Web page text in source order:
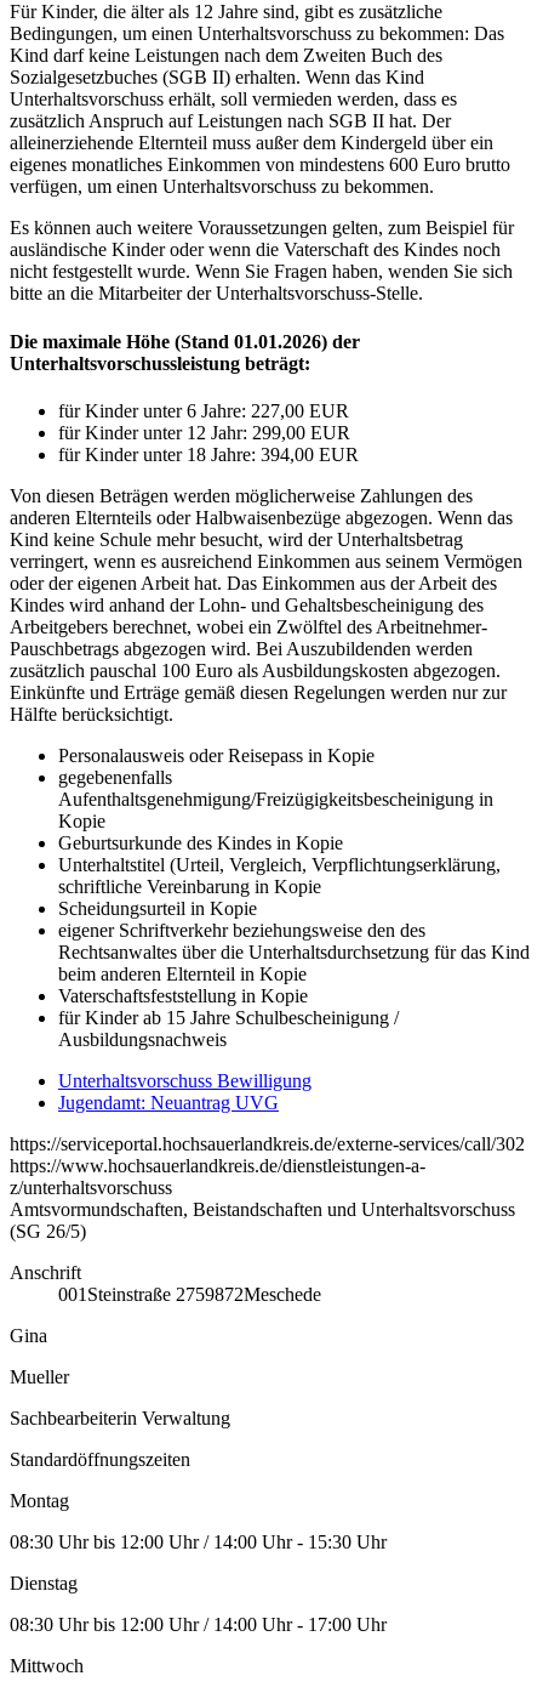
Für Kinder, die älter als 12 Jahre sind, gibt es zusätzliche
Bedingungen, um einen Unterhaltsvorschuss zu bekommen: Das
Kind darf keine Leistungen nach dem Zweiten Buch des
Sozialgesetzbuches (SGB II) erhalten. Wenn das Kind
Unterhaltsvorschuss erhält, soll vermieden werden, dass es
zusätzlich Anspruch auf Leistungen nach SGB II hat. Der
alleinerziehende Elternteil muss außer dem Kindergeld über ein
eigenes monatliches Einkommen von mindestens 600 Euro brutto
verfügen, um einen Unterhaltsvorschuss zu bekommen.
Es können auch weitere Voraussetzungen gelten, zum Beispiel für
ausländische Kinder oder wenn die Vaterschaft des Kindes noch
nicht festgestellt wurde. Wenn Sie Fragen haben, wenden Sie sich
bitte an die Mitarbeiter der Unterhaltsvorschuss-Stelle.
Die maximale Höhe (Stand 01.01.2026) der
Unterhaltsvorschussleistung beträgt:
für Kinder unter 6 Jahre: 227,00 EUR
für Kinder unter 12 Jahr: 299,00 EUR
für Kinder unter 18 Jahre: 394,00 EUR
Von diesen Beträgen werden möglicherweise Zahlungen des
anderen Elternteils oder Halbwaisenbezüge abgezogen. Wenn das
Kind keine Schule mehr besucht, wird der Unterhaltsbetrag
verringert, wenn es ausreichend Einkommen aus seinem Vermögen
oder der eigenen Arbeit hat. Das Einkommen aus der Arbeit des
Kindes wird anhand der Lohn- und Gehaltsbescheinigung des
Arbeitgebers berechnet, wobei ein Zwölftel des Arbeitnehmer-
Pauschbetrags abgezogen wird. Bei Auszubildenden werden
zusätzlich pauschal 100 Euro als Ausbildungskosten abgezogen.
Einkünfte und Erträge gemäß diesen Regelungen werden nur zur
Hälfte berücksichtigt.
Personalausweis oder Reisepass in Kopie
gegebenenfalls
Aufenthaltsgenehmigung/Freizügigkeitsbescheinigung in
Kopie
Geburtsurkunde des Kindes in Kopie
Unterhaltstitel (Urteil, Vergleich, Verpflichtungserklärung,
schriftliche Vereinbarung in Kopie
Scheidungsurteil in Kopie
eigener Schriftverkehr beziehungsweise den des
Rechtsanwaltes über die Unterhaltsdurchsetzung für das Kind
beim anderen Elternteil in Kopie
Vaterschaftsfeststellung in Kopie
für Kinder ab 15 Jahre Schulbescheinigung /
Ausbildungsnachweis
Unterhaltsvorschuss Bewilligung
Jugendamt: Neuantrag UVG
https://serviceportal.hochsauerlandkreis.de/externe-services/call/302
https://www.hochsauerlandkreis.de/dienstleistungen-a-
z/unterhaltsvorschuss
Amtsvormundschaften, Beistandschaften und Unterhaltsvorschuss
(SG 26/5)
Anschrift
001 Steinstraße 2759872Meschede
Gina
Mueller
Sachbearbeiterin Verwaltung
Standardöffnungszeiten
Montag
08:30 Uhr bis 12:00 Uhr / 14:00 Uhr - 15:30 Uhr
Dienstag
08:30 Uhr bis 12:00 Uhr / 14:00 Uhr - 17:00 Uhr
Mittwoch